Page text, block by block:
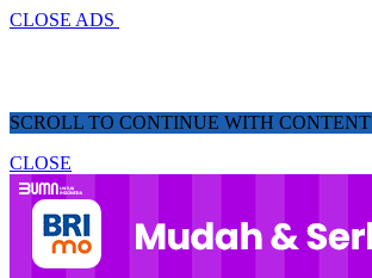
CLOSE ADS
SCROLL TO CONTINUE WITH CONTENT
CLOSE